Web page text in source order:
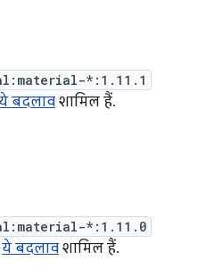
*:1.11.1
बदलाव शामिल हैं.
*:1.11.0
ये बदलाव शामिल हैं.